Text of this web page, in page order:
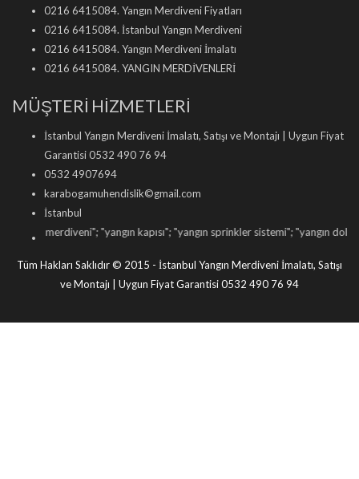
0216 6415084. Yangın Merdiveni Fiyatları
0216 6415084. İstanbul Yangın Merdiveni
0216 6415084. Yangın Merdiveni İmalatı
0216 6415084. YANGIN MERDİVENLERİ
MÜŞTERİ HİZMETLERİ
İstanbul Yangın Merdiveni İmalatı, Satışı ve Montajı | Uygun Fiyat
Garantisi 0532 490 76 94
0532 4907694
karabogamuhendislik©gmail.com
İstanbul
merdiveni"; "yangın kapısı"; "yangın sprinkler sistemi"; "yangın dolabı satışı
Tüm Hakları Saklıdır © 2015 - İstanbul Yangın Merdiveni İmalatı, Satışı
ve Montajı | Uygun Fiyat Garantisi 0532 490 76 94